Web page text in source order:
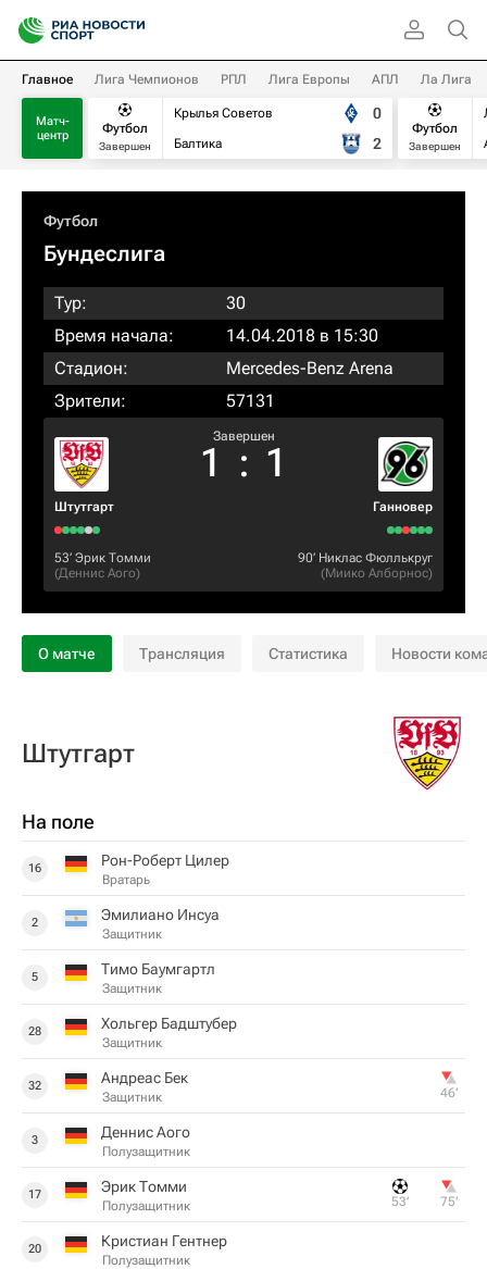
Главное Лига Чемпионов РПЛ Лига Европы АПЛ Ла Лига
Матч-
центр
Футбол
Завершен
Крылья Советов
Балтика
0
2
Футбол
Завершен
Футбол
Бундеслига
Тур:
30
Время начала:
14.04.2018 в 15:30
Стадион:
Mercedes-Benz Arena
Зрители:
57131
Штутгарт
Завершен
1 : 1
Ганновер
53‎’‎ Эрик Томми
(Деннис Аого)
90‎’‎ Никлас Фюллькруг
(Миико Алборнос)
О матче Трансляция Статистика Новости
Штутгарт
На поле
16 Рон-Роберт Цилер
Вратарь
2 Эмилиано Инсуа
Защитник
5 Тимо Баумгартл
Защитник
28 Хольгер Бадштубер
Защитник
32 Андреас Бек
Защитник 46‎’‎
3 Деннис Аого
Полузащитник
17 Эрик Томми
Полузащитник 53‎’‎ 75‎’‎
20 Кристиан Гентнер
Полузащитник